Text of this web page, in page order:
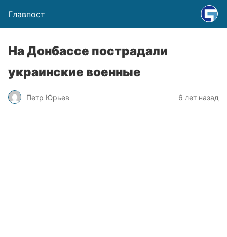
Главпост
На Донбассе пострадали
украинские военные
Петр Юрьев 6 лет назад